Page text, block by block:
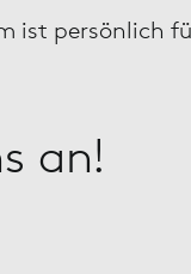
ist persönlich
an!